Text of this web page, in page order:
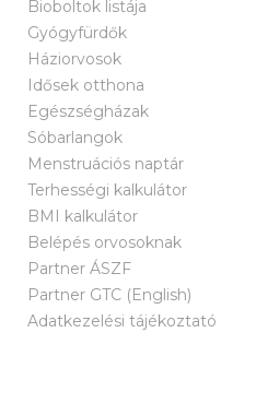
Bioboltok listája
Gyógyfürdők
Háziorvosok
Idősek otthona
Egészségházak
Sóbarlangok
Menstruációs naptár
Terhességi kalkulátor
BMI kalkulátor
Belépés orvosoknak
Partner ÁSZF
Partner GTC (English)
Adatkezelési tájékoztató